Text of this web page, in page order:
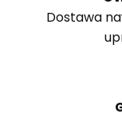
Dostawa